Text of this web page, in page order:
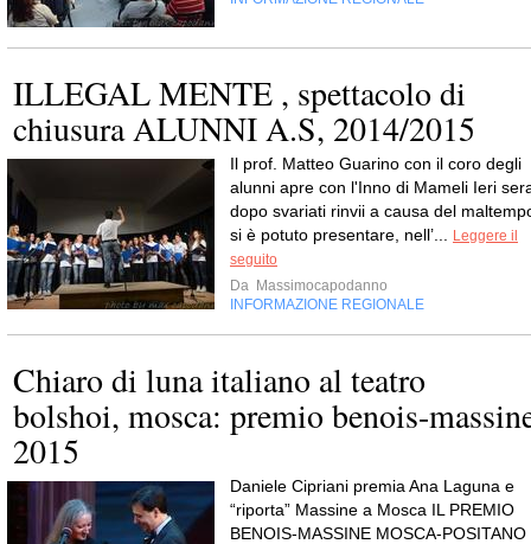
ILLEGAL MENTE , spettacolo di
chiusura ALUNNI A.S, 2014/2015
Il prof. Matteo Guarino con il coro degli
alunni apre con l'Inno di Mameli Ieri
dopo svariati rinvii a causa del
si è potuto presentare, nell’...
Leggere il
seguito
Da Massimocapodanno
INFORMAZIONE REGIONALE
Chiaro di luna italiano al teatro
bolshoi, mosca: premio benois-
2015
Daniele Cipriani premia Ana Laguna e
“riporta” Massine a Mosca IL PREMIO
BENOIS-MASSINE MOSCA-POSITANO